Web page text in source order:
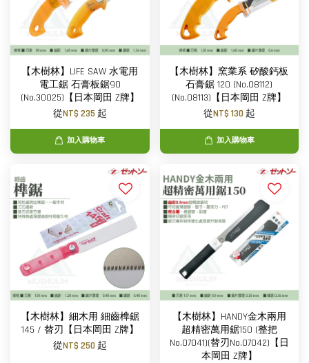
【木樹林】LIFE SAW 水電用
電工鋸 石膏板鋸90
(No.30025)【日本岡田 Z牌】
從NT$ 235 起
加入購物車
【木樹林】窯業系 矽酸鈣板
石膏鋸 120 (No.08112)
(No.08113)【日本岡田 Z牌】
從NT$ 130 起
加入購物車
【木樹林】細木用 細齒榫鋸
145 / 替刃【日本岡田 Z牌】
從NT$ 250 起
【木樹林】HANDY金木兩用
超精密萬用鋸150 (整把
No.07041)(替刃No.07042)【日
本岡田 Z牌】